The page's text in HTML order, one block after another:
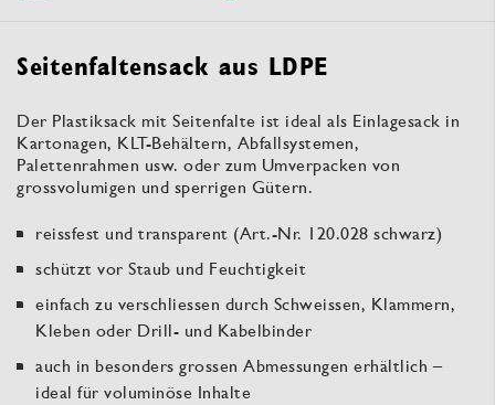
Seitenfaltensack aus LDPE
Der Plastiksack mit Seitenfalte ist ideal als Einlagesack in
Kartonagen, KLT-Behältern, Abfallsystemen,
Palettenrahmen usw. oder zum Umverpacken von
grossvolumigen und sperrigen Gütern.
reissfest und transparent (Art.-Nr. 120.028 schwarz)
schützt vor Staub und Feuchtigkeit
einfach zu verschliessen durch Schweissen, Klammern,
Kleben oder Drill- und Kabelbinder
auch in besonders grossen Abmessungen erhältlich –
ideal für voluminöse Inhalte